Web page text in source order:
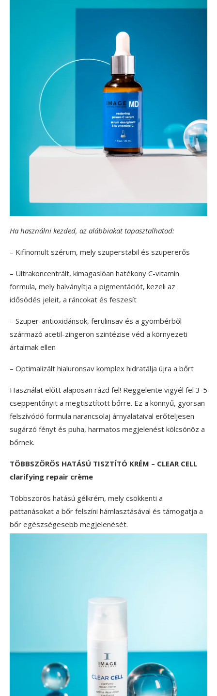
Ha használni kezded, az alábbiakat tapasztalhatod:
– Kifinomult szérum, mely szuperstabil és szupererős
– Ultrakoncentrált, kimagaslóan hatékony C-vitamin
formula, mely halványítja a pigmentációt, kezeli az
idősödés jeleit, a ráncokat és feszesít
– Szuper-antioxidánsok, ferulinsav és a gyömbérből
származó acetil-zingeron szintézise véd a környezeti
ártalmak ellen
– Optimalizált hialuronsav komplex hidratálja újra a bőrt
Használat előtt alaposan rázd fel! Reggelente vigyél fel 3-5
cseppentőnyit a megtisztított bőrre. Ez a könnyű, gyorsan
felszívódó formula narancsolaj árnyalataival erőteljesen
sugárzó fényt és puha, harmatos megjelenést kölcsönöz a
bőrnek.
TÖBBSZÖRÖS HATÁSÚ TISZTÍTÓ KRÉM – CLEAR CELL
clarifying repair crème
Többszörös hatású gélkrém, mely csökkenti a
pattanásokat a bőr felszíni hámlasztásával és támogatja a
bőr egészségesebb megjelenését.